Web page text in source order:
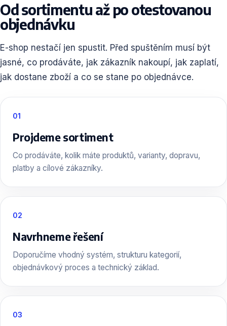
Od sortimentu až po otestovanou
objednávku
E-shop nestačí jen spustit. Před spuštěním musí být
jasné, co prodáváte, jak zákazník nakoupí, jak zaplatí,
jak dostane zboží a co se stane po objednávce.
01
Projdeme sortiment
Co prodáváte, kolik máte produktů, varianty, dopravu,
platby a cílové zákazníky.
02
Navrhneme řešení
Doporučíme vhodný systém, strukturu kategorií,
objednávkový proces a technický základ.
03